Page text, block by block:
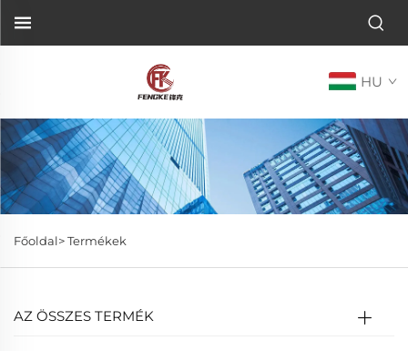
HU
Főoldal>Termékek
AZ ÖSSZES TERMÉK